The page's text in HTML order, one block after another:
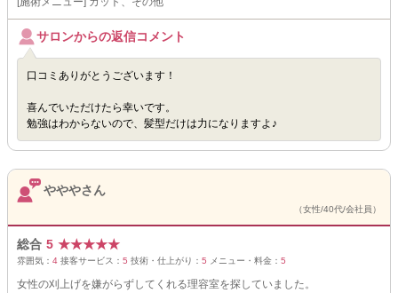
サロンからの返信コメント
口コミありがとうございます！
喜んでいただけたら幸いです。
勉強はわからないので、髪型だけは力になりますよ♪
やややさん
（女性/40代/会社員）
総合 5 ★★★★★
雰囲気： 4 接客サービス： 5 技術・仕上がり： 5 メニュー・料金： 5
女性の刈上げを嫌がらずしてくれる理容室を探していました。